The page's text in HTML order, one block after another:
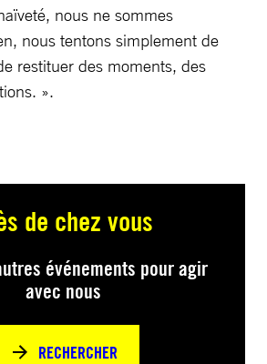
nous ne sommes
nous tentons simplement de
restituer des moments, des
».
de chez vous
événements pour agir
avec nous
RECHERCHER